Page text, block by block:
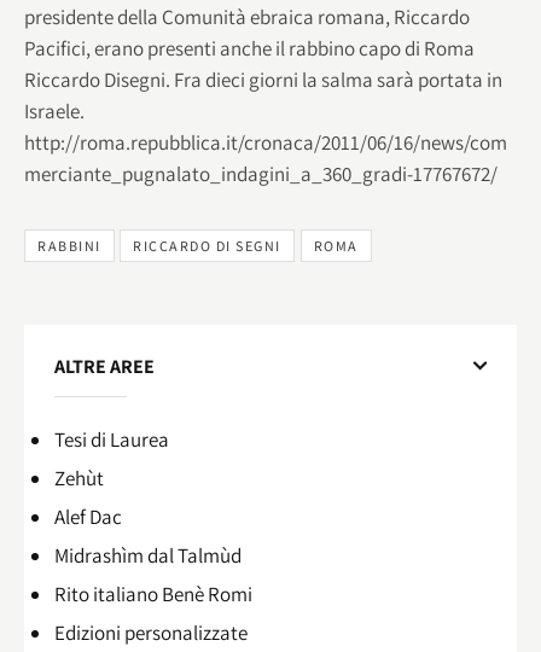
presidente della Comunità ebraica romana, Riccardo
Pacifici, erano presenti anche il rabbino capo di Roma
Riccardo Disegni. Fra dieci giorni la salma sarà portata in
Israele.
http://roma.repubblica.it/cronaca/2011/06/16/news/com
merciante_pugnalato_indagini_a_360_gradi-17767672/
RABBINI RICCARDO DI SEGNI ROMA
ALTRE AREE
Tesi di Laurea
Zehùt
Alef Dac
Midrashìm dal Talmùd
Rito italiano Benè Romi​
Edizioni personalizzate